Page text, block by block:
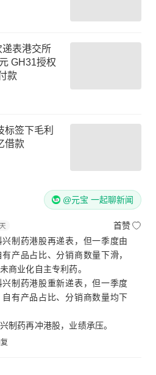
表港交所
GH31授权
款
标签下毛利
借款
@元宝 一起聊新闻
首赞
兴制药港股再递表，但一季度由
产品占比、分销商数量下滑，
商业化自主专利药。
兴制药港股重新递表，但一季度
有产品占比、分销商数量均下
制药再冲港股，业绩承压。